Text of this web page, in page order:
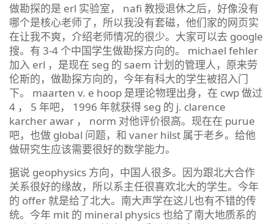
做勘探的是 erl 实验室， nafi 教授退休之后，好像没有
哪个是核心老师了，所以我没有套磁，他们家的网页实
在让我不爽，介绍老师情况的很少。大家可以去 google
搜。有 3-4 个中国学生做勘探方向的。 michael fehler
加入 erl ，是现在 seg 的 saem 计划的管理人，原来劳
伦斯的，做勘探方向的，今年有科大的学生被招入门
下。 maarten v. e hoop 是理论物理出身，在 cwp 做过
4 ， 5 年吧， 1996 年就获得 seg 的 j. clarence
karcher awar ， norm 对他评价很高。现在在 purue
吧，也做 global 问题，和 vaner hilst 属于老乡。给他
做研究生应该需要很好的数学能力。
据说 geophysics 方向，中国人很多。因为跟北大合作
关系很好的缘故，所以系主任很喜欢北大的学生。今年
的 offer 就是给了北大。南大声学在这儿也有不错的传
统。今年 mit 的 mineral physics 也给了南大地质系的